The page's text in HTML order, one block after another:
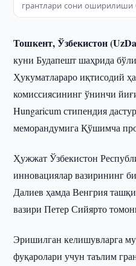
грантлари сони оширилиши
Тошкент, Ўзбекистон
куни Будапешт шаҳрида
Ҳукуматлараро иқтисодий
комиссиясининг ўнинчи
Hungaricum стипендия
меморандумига Қўшимча
Ҳужжат Ўзбекистон
инновациялар вазирининг
Далиев ҳамда Венгрия
вазири Петер Сийярто
Эришилган келишувларга
фуқаролари учун таълим